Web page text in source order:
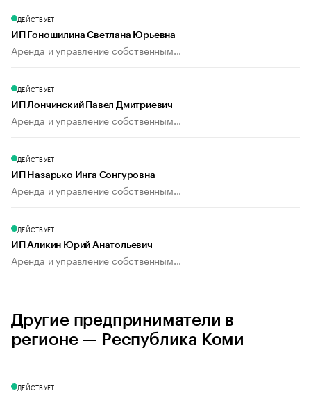
ДЕЙСТВУЕТ
ИП Гоношилина Светлана Юрьевна
Аренда и управление собственным...
ДЕЙСТВУЕТ
ИП Лончинский Павел Дмитриевич
Аренда и управление собственным...
ДЕЙСТВУЕТ
ИП Назарько Инга Сонгуровна
Аренда и управление собственным...
ДЕЙСТВУЕТ
ИП Аликин Юрий Анатольевич
Аренда и управление собственным...
Другие предприниматели в
регионе — Республика Коми
ДЕЙСТВУЕТ